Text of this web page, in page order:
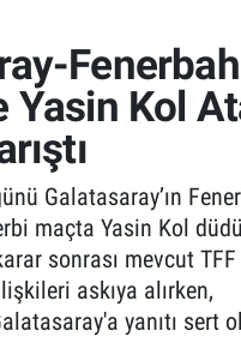
Yasin Kol
Galatasaray’ın
maçta Yasin Kol
sonrası mevcut TFF
askıya alırken,
yanıtı sert